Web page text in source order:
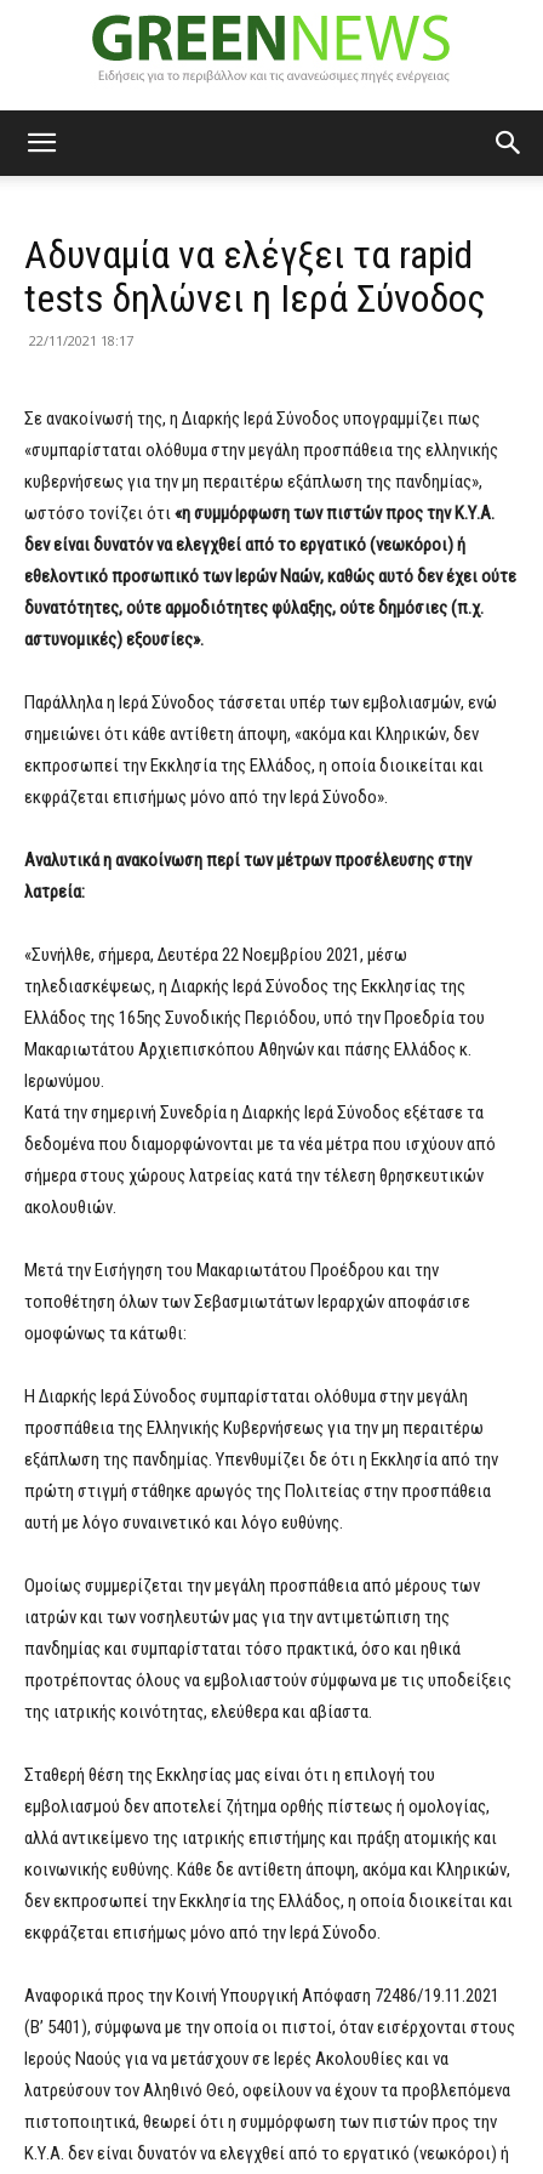
News
Αδυναμία να ελέγξει τα rapid
tests δηλώνει η Ιερά Σύνοδος
22/11/2021 18:17
Σε ανακοίνωσή της, η Δι­αρ­κής Ι­ερά Σύ­νο­δος υπογραμμίζει πως
«συμπαρίσταται ολόθυμα στην μεγάλη προσπάθεια της ελληνικής
κυβερνήσεως για την μη περαιτέρω εξάπλωση της πανδημίας»,
ωστόσο τονίζει ότι«η συμμόρφωση των πιστών προς την Κ.Υ.Α.
δεν είναι δυνατόν να ελεγχθεί από το εργατικό (νεωκόροι) ή
εθελοντικό προσωπικό των Ιερών Ναών, καθώς αυτό δεν έχει ούτε
δυνατότητες, ούτε αρμοδιότητες φύλαξης, ούτε δημόσιες (π.χ.
αστυνομικές) εξουσίες».
Παράλληλα η Ιερά Σύνοδος τάσσεται υπέρ των εμβολιασμών, ενώ
σημειώνει ότι κάθε αντίθετη άποψη, «ακόμα και Κληρικών, δεν
εκπροσωπεί την Εκκλησία της Ελλάδος, η οποία διοικείται και
εκφράζεται επισήμως μόνο από την Ιερά Σύνοδο».
Αναλυτικά η ανακοίνωση περί των μέτρων προσέλευσης στην
λατρεία:
«Συνήλθε, σήμερα, Δευτέρα 22 Νοεμβρίου 2021, μέσω
τηλεδιασκέψεως, η Διαρκής Ιερά Σύνοδος της Εκκλησίας της
Ελλάδος της 165ης Συνοδικής Περιόδου, υπό την Προεδρία του
Μακαριωτάτου Αρχιεπισκόπου Αθηνών και πάσης Ελλάδος κ.
Ιερωνύμου.
Κατά την σημερινή Συνεδρία η Διαρκής Ιερά Σύνοδος εξέτασε τα
δεδομένα που διαμορφώνονται με τα νέα μέτρα που ισχύουν από
σήμερα στους χώρους λατρείας κατά την τέλεση θρησκευτικών
ακολουθιών.
Μετά την Εισήγηση του Μακαριωτάτου Προέδρου και την
τοποθέτηση όλων των Σεβασμιωτάτων Ιεραρχών αποφάσισε
ομοφώνως τα κάτωθι:
Η Διαρκής Ιερά Σύνοδος συμπαρίσταται ολόθυμα στην μεγάλη
προσπάθεια της Ελληνικής Κυβερνήσεως για την μη περαιτέρω
εξάπλωση της πανδημίας. Υπενθυμίζει δε ότι η Εκκλησία από την
πρώτη στιγμή στάθηκε αρωγός της Πολιτείας στην προσπάθεια
αυτή με λόγο συναινετικό και λόγο ευθύνης.
Ομοίως συμμερίζεται την μεγάλη προσπάθεια από μέρους των
ιατρών και των νοσηλευτών μας για την αντιμετώπιση της
πανδημίας και συμπαρίσταται τόσο πρακτικά, όσο και ηθικά
προτρέποντας όλους να εμβολιαστούν σύμφωνα με τις υποδείξεις
της ιατρικής κοινότητας, ελεύθερα και αβίαστα.
Σταθερή θέση της Εκκλησίας μας είναι ότι η επιλογή του
εμβολιασμού δεν αποτελεί ζήτημα ορθής πίστεως ή ομολογίας,
αλλά αντικείμενο της ιατρικής επιστήμης και πράξη ατομικής και
κοινωνικής ευθύνης. Κάθε δε αντίθετη άποψη, ακόμα και Κληρικών,
δεν εκπροσωπεί την Εκκλησία της Ελλάδος, η οποία διοικείται και
εκφράζεται επισήμως μόνο από την Ιερά Σύνοδο.
Αναφορικά προς την Κοινή Υπουργική Απόφαση 72486/19.11.2021
(Β’ 5401), σύμφωνα με την οποία οι πιστοί, όταν εισέρχονται στους
Ιερούς Ναούς για να μετάσχουν σε Ιερές Ακολουθίες και να
λατρεύσουν τον Αληθινό Θεό, οφείλουν να έχουν τα προβλεπόμενα
πιστοποιητικά, θεωρεί ότι η συμμόρφωση των πιστών προς την
Κ.Υ.Α. δεν είναι δυνατόν να ελεγχθεί από το εργατικό (νεωκόροι) ή